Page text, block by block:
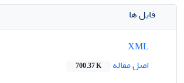
فایل ها
اصل مقاله
700.37 K